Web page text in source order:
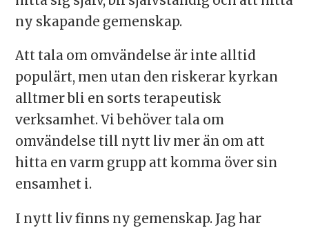
ny skapande gemenskap.
Att tala om omvändelse är inte alltid
populärt, men utan den riskerar kyrkan
alltmer bli en sorts terapeutisk
verksamhet. Vi behöver tala om
omvändelse till nytt liv mer än om att
hitta en varm grupp att komma över sin
ensamhet i.
I nytt liv finns ny gemenskap. Jag har